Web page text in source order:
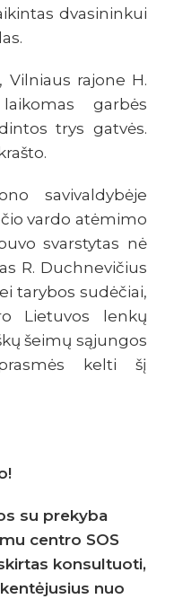
dvasininkui
Vilniaus rajone H.
garbės
trys gatvės.
savivaldybėje
vardo atėmimo
svarstytas nė
R. Duchnevičius
tarybos sudėčiai,
Lietuvos lenkų
šeimų sąjungos
kelti šį
su prekyba
centro SOS
konsultuoti,
nuo